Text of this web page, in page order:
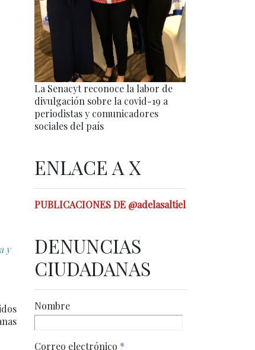
y
La Senacyt reconoce la labor de
divulgación sobre la covid-19 a
periodistas y comunicadores
sociales del país
ENLACE A X
PUBLICACIONES DE @adelasaltiel
DENUNCIAS
CIUDADANAS
Nombre
Correo electrónico *